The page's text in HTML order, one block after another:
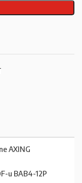
AXING
u BAB4-12P